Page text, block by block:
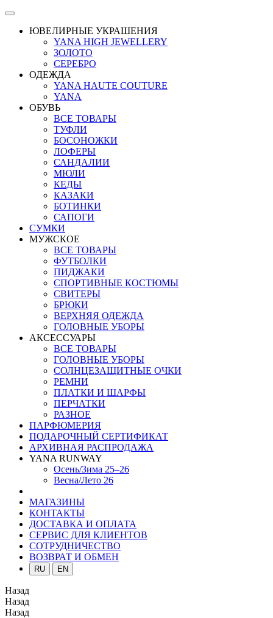
ЮВЕЛИРНЫЕ УКРАШЕНИЯ
YANA HIGH JEWELLERY
ЗОЛОТО
СЕРЕБРО
ОДЕЖДА
YANA HAUTE COUTURE
YANA
ОБУВЬ
ВСЕ ТОВАРЫ
ТУФЛИ
БОСОНОЖКИ
ЛОФЕРЫ
САНДАЛИИ
МЮЛИ
КЕДЫ
КАЗАКИ
БОТИНКИ
САПОГИ
СУМКИ
МУЖСКОЕ
ВСЕ ТОВАРЫ
ФУТБОЛКИ
ПИДЖАКИ
СПОРТИВНЫЕ КОСТЮМЫ
СВИТЕРЫ
БРЮКИ
ВЕРХНЯЯ ОДЕЖДА
ГОЛОВНЫЕ УБОРЫ
АКСЕССУАРЫ
ВСЕ ТОВАРЫ
ГОЛОВНЫЕ УБОРЫ
СОЛНЦЕЗАЩИТНЫЕ ОЧКИ
РЕМНИ
ПЛАТКИ И ШАРФЫ
ПЕРЧАТКИ
РАЗНОЕ
ПАРФЮМЕРИЯ
ПОДАРОЧНЫЙ СЕРТИФИКАТ
АРХИВНАЯ РАСПРОДАЖА
YANA RUNWAY
Осень/Зима 25–26
Весна/Лето 26
МАГАЗИНЫ
КОНТАКТЫ
ДОСТАВКА И ОПЛАТА
СЕРВИС ДЛЯ КЛИЕНТОВ
СОТРУДНИЧЕСТВО
ВОЗВРАТ И ОБМЕН
RU EN
Назад
Назад
Назад